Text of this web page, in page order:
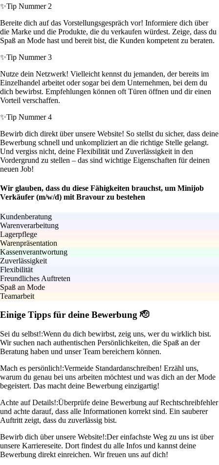
✨Tip Nummer 2
Bereite dich auf das Vorstellungsgespräch vor! Informiere dich über
die Marke und die Produkte, die du verkaufen würdest. Zeige, dass du
Spaß an Mode hast und bereit bist, die Kunden kompetent zu beraten.
✨Tip Nummer 3
Nutze dein Netzwerk! Vielleicht kennst du jemanden, der bereits im
Einzelhandel arbeitet oder sogar bei dem Unternehmen, bei dem du
dich bewirbst. Empfehlungen können oft Türen öffnen und dir einen
Vorteil verschaffen.
✨Tip Nummer 4
Bewirb dich direkt über unsere Website! So stellst du sicher, dass deine
Bewerbung schnell und unkompliziert an die richtige Stelle gelangt.
Und vergiss nicht, deine Flexibilität und Zuverlässigkeit in den
Vordergrund zu stellen – das sind wichtige Eigenschaften für deinen
neuen Job!
Wir glauben, dass du diese Fähigkeiten brauchst, um Minijob
Verkäufer (m/w/d) mit Bravour zu bestehen
Kundenberatung
Warenverarbeitung
Lagerpflege
Warenpräsentation
Kassenverantwortung
Zuverlässigkeit
Flexibilität
Freundliches Auftreten
Spaß an Mode
Teamarbeit
Einige Tipps für deine Bewerbung 🫡
Sei du selbst!:Wenn du dich bewirbst, zeig uns, wer du wirklich bist.
Wir suchen nach authentischen Persönlichkeiten, die Spaß an der
Beratung haben und unser Team bereichern können.
Mach es persönlich!:Vermeide Standardanschreiben! Erzähl uns,
warum du genau bei uns arbeiten möchtest und was dich an der Mode
begeistert. Das macht deine Bewerbung einzigartig!
Achte auf Details!:Überprüfe deine Bewerbung auf Rechtschreibfehler
und achte darauf, dass alle Informationen korrekt sind. Ein sauberer
Auftritt zeigt, dass du zuverlässig bist.
Bewirb dich über unsere Website!:Der einfachste Weg zu uns ist über
unsere Karriereseite. Dort findest du alle Infos und kannst deine
Bewerbung direkt einreichen. Wir freuen uns auf dich!